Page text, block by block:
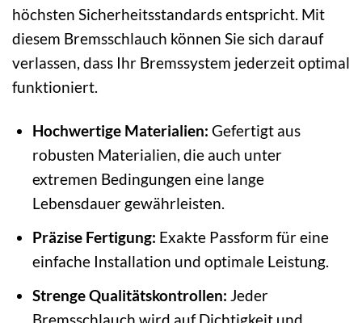
höchsten Sicherheitsstandards entspricht. Mit
diesem Bremsschlauch können Sie sich darauf
verlassen, dass Ihr Bremssystem jederzeit optimal
funktioniert.
Hochwertige Materialien: Gefertigt aus
robusten Materialien, die auch unter
extremen Bedingungen eine lange
Lebensdauer gewährleisten.
Präzise Fertigung: Exakte Passform für eine
einfache Installation und optimale Leistung.
Strenge Qualitätskontrollen: Jeder
Bremsschlauch wird auf Dichtigkeit und